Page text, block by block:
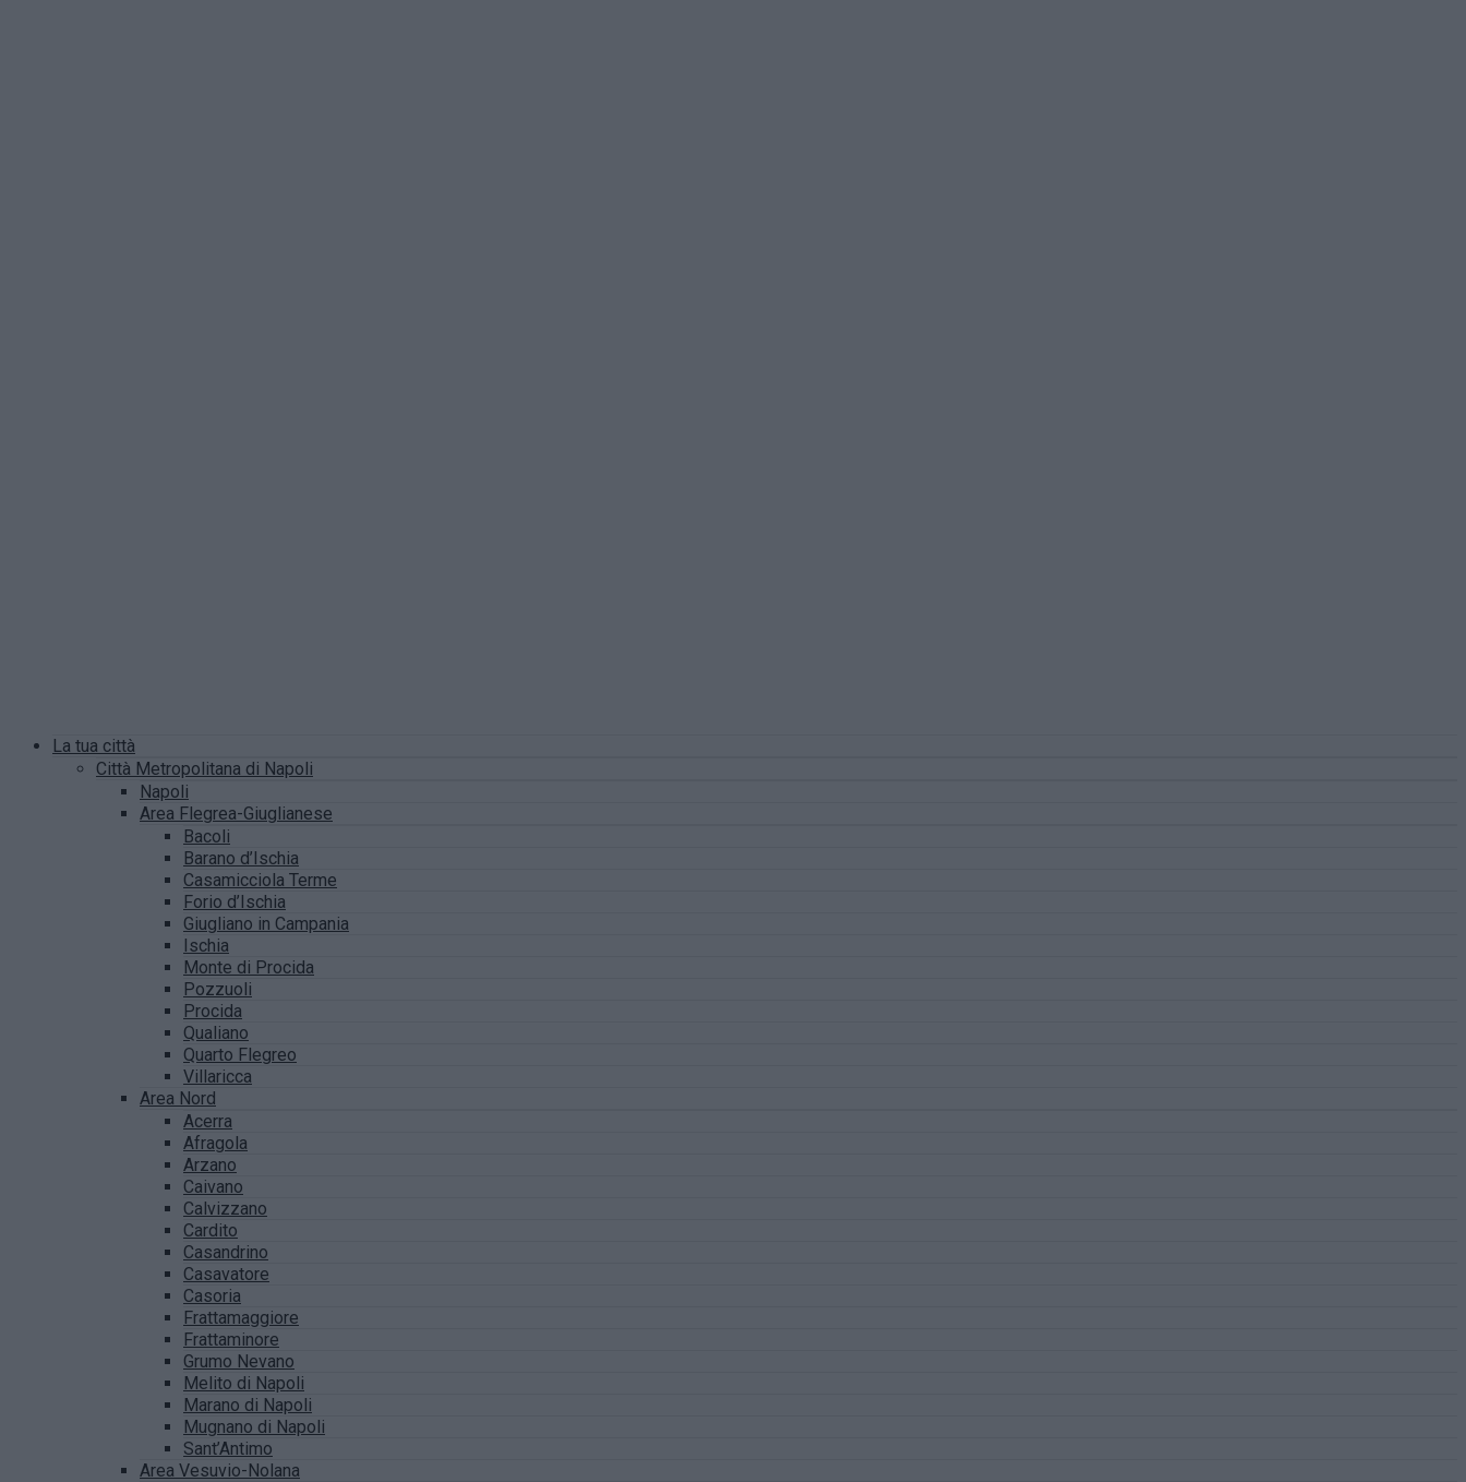
La tua città
Città Metropolitana di Napoli
Napoli
Area Flegrea-Giuglianese
Bacoli
Barano d’Ischia
Casamicciola Terme
Forio d’Ischia
Giugliano in Campania
Ischia
Monte di Procida
Pozzuoli
Procida
Qualiano
Quarto Flegreo
Villaricca
Area Nord
Acerra
Afragola
Arzano
Caivano
Calvizzano
Cardito
Casandrino
Casavatore
Casoria
Frattamaggiore
Frattaminore
Grumo Nevano
Melito di Napoli
Marano di Napoli
Mugnano di Napoli
Sant’Antimo
Area Vesuvio-Nolana